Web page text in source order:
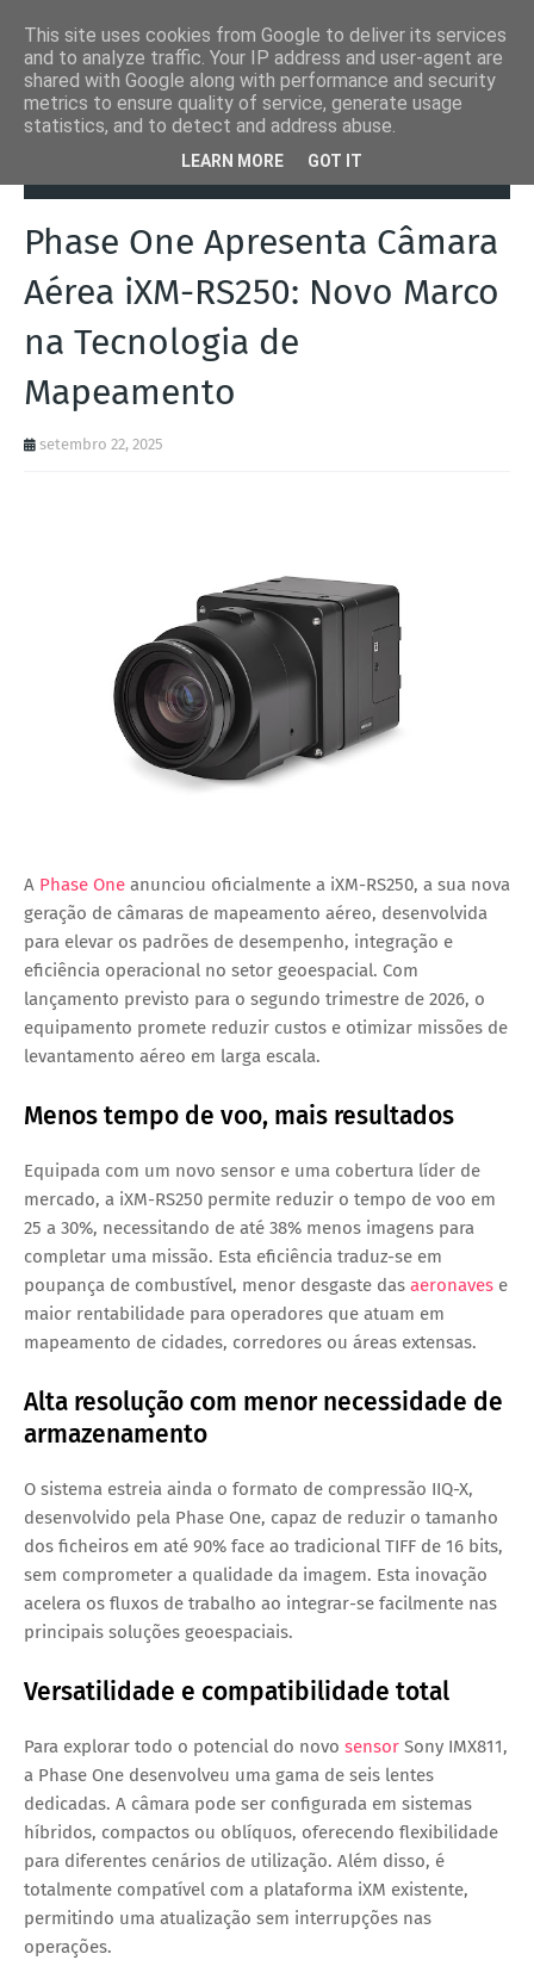
Aeronaves
Phase One Apresenta Câmara Aérea iXM-
Phase One Apresenta Câmara
Aérea iXM-RS250: Novo Marco
na Tecnologia de
Mapeamento
setembro 22, 2025
A Phase One anunciou oficialmente a iXM-RS250, a sua nova
geração de câmaras de mapeamento aéreo, desenvolvida
para elevar os padrões de desempenho, integração e
eficiência operacional no setor geoespacial. Com
lançamento previsto para o segundo trimestre de 2026, o
equipamento promete reduzir custos e otimizar missões de
levantamento aéreo em larga escala.
Menos tempo de voo, mais resultados
Equipada com um novo sensor e uma cobertura líder de
mercado, a iXM-RS250 permite reduzir o tempo de voo em
25 a 30%, necessitando de até 38% menos imagens para
completar uma missão. Esta eficiência traduz-se em
poupança de combustível, menor desgaste das aeronaves e
maior rentabilidade para operadores que atuam em
mapeamento de cidades, corredores ou áreas extensas.
Alta resolução com menor necessidade de
armazenamento
O sistema estreia ainda o formato de compressão IIQ-X,
desenvolvido pela Phase One, capaz de reduzir o tamanho
dos ficheiros em até 90% face ao tradicional TIFF de 16 bits,
sem comprometer a qualidade da imagem. Esta inovação
acelera os fluxos de trabalho ao integrar-se facilmente nas
principais soluções geoespaciais.
Versatilidade e compatibilidade total
Para explorar todo o potencial do novo sensor Sony IMX811,
a Phase One desenvolveu uma gama de seis lentes
dedicadas. A câmara pode ser configurada em sistemas
híbridos, compactos ou oblíquos, oferecendo flexibilidade
para diferentes cenários de utilização. Além disso, é
totalmente compatível com a plataforma iXM existente,
permitindo uma atualização sem interrupções nas
operações.
This site uses cookies from Google to deliver its services
and to analyze traffic. Your IP address and user-agent are
shared with Google along with performance and security
metrics to ensure quality of service, generate usage
statistics, and to detect and address abuse.
LEARN MORE GOT IT